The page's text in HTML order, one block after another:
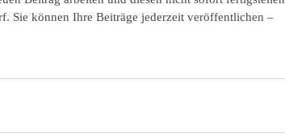
Sie können Ihre Beiträge jederzeit veröffentlichen –